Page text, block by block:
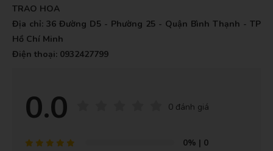
TRAO HOA
Địa chỉ: 36 Đường D5 - Phường 25 - Quận Bình Thạnh - TP
Hồ Chí Minh
Điện thoại: 0932427799
0.0 0 đánh giá
0% | 0